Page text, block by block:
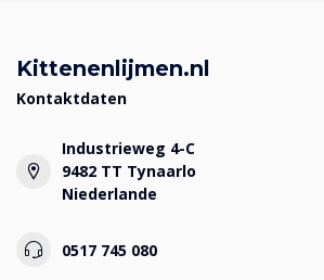
Kittenenlijmen.nl
Kontaktdaten
Industrieweg 4-C
9482 TT Tynaarlo
Niederlande
0517 745 080